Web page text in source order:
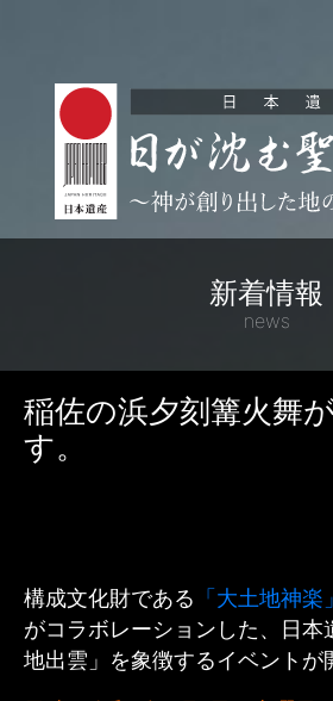
新着情報
news
稲佐の浜夕刻篝火舞
す。
構成文化財である 「大土地神楽」
がコラボレーションした、日本
地出雲」を象徴するイベントが